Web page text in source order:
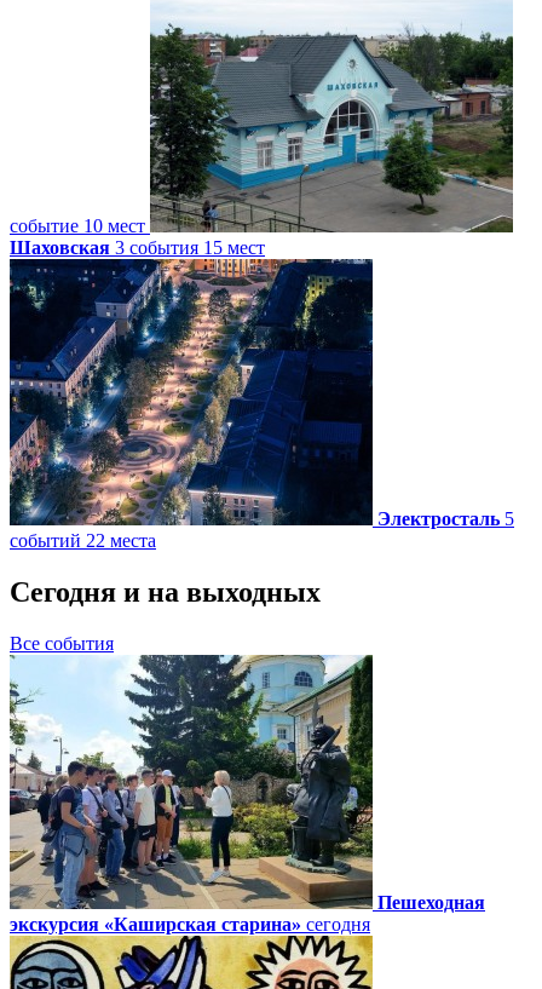
событие 10 мест
Шаховская 3 события 15 мест
Электросталь 5
событий 22 места
Сегодня и на выходных
Все события
Пешеходная
экскурсия «Каширская старина» сегодня